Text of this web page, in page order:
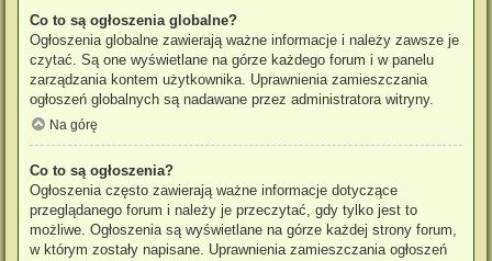
Co to są ogłoszenia globalne?
Ogłoszenia globalne zawierają ważne informacje i należy zawsze je
czytać. Są one wyświetlane na górze każdego forum i w panelu
zarządzania kontem użytkownika. Uprawnienia zamieszczania
ogłoszeń globalnych są nadawane przez administratora witryny.
Na górę
Co to są ogłoszenia?
Ogłoszenia często zawierają ważne informacje dotyczące
przeglądanego forum i należy je przeczytać, gdy tylko jest to
możliwe. Ogłoszenia są wyświetlane na górze każdej strony forum,
w którym zostały napisane. Uprawnienia zamieszczania ogłoszeń